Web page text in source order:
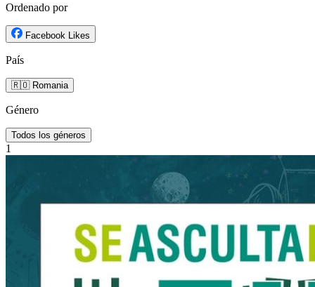
Ordenado por
Facebook Likes
País
🇷🇴 Romania
Género
Todos los géneros
1